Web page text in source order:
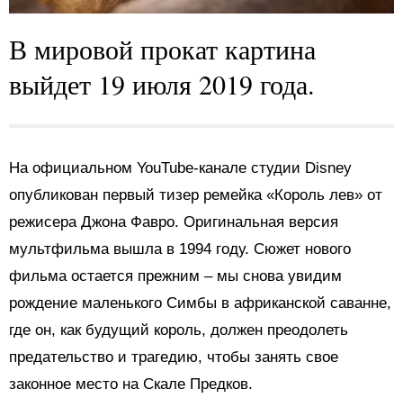
В мировой прокат картина
выйдет 19 июля 2019 года.
На официальном YouTube-канале студии Disney
опубликован первый тизер ремейка «Король лев» от
режисера Джона Фавро. Оригинальная версия
мультфильма вышла в 1994 году. Сюжет нового
фильма остается прежним – мы снова увидим
рождение маленького Симбы в африканской саванне,
где он, как будущий король, должен преодолеть
предательство и трагедию, чтобы занять свое
законное место на Скале Предков.